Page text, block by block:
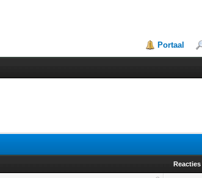
Portaal
Reacties